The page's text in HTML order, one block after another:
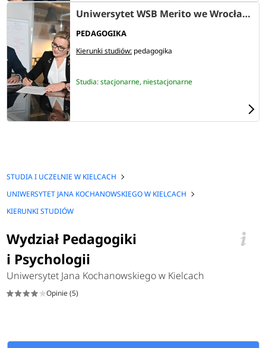
Uniwersytet WSB Merito we Wrocławiu
PEDAGOGIKA
Kierunki studiów: pedagogika
Studia: stacjonarne, niestacjonarne
STUDIA I UCZELNIE W KIELCACH
UNIWERSYTET JANA KOCHANOWSKIEGO W KIELCACH
KIERUNKI STUDIÓW
Wydział Pedagogiki
i Psychologii
Uniwersytet Jana Kochanowskiego w Kielcach
Opinie (5)